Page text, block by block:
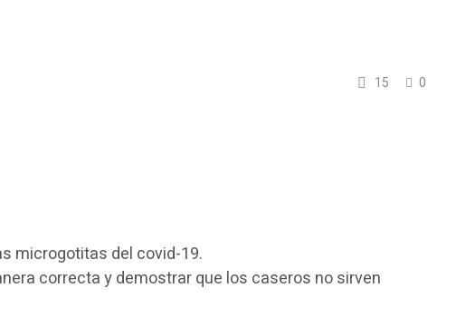
15 0
microgotitas del covid-19.
correcta y demostrar que los caseros no sirven